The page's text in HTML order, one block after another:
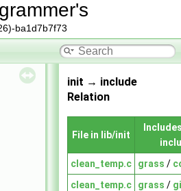
ba1d7b7f73
init → include
Relation
File in lib/init
clean_temp.c
grass /
clean_temp.c
grass /